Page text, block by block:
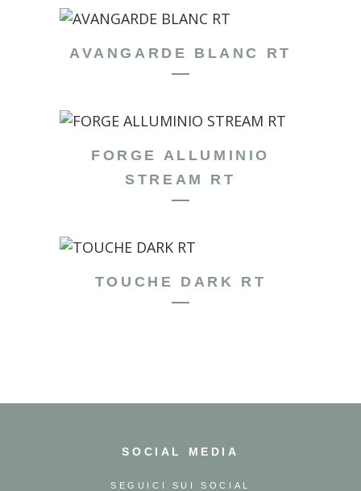
AVANGARDE BLANC RT
FORGE ALLUMINIO
STREAM RT
TOUCHE DARK RT
SOCIAL MEDIA
SEGUICI SUI SOCIAL